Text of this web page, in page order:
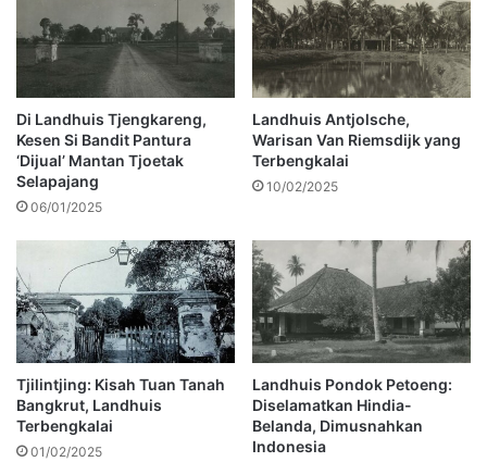
Di Landhuis Tjengkareng,
Kesen Si Bandit Pantura
‘Dijual’ Mantan Tjoetak
Selapajang
06/01/2025
Landhuis Antjolsche,
Warisan Van Riemsdijk yang
Terbengkalai
10/02/2025
Tjilintjing: Kisah Tuan Tanah
Bangkrut, Landhuis
Terbengkalai
01/02/2025
Landhuis Pondok Petoeng:
Diselamatkan Hindia-
Belanda, Dimusnahkan
Indonesia